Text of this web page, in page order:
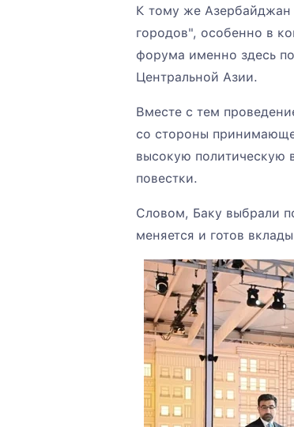
К тому же Азербайджан
городов", особенно в
форума именно здесь
Центральной Азии.
Вместе с тем
со стороны
высокую политическую
повестки.
Словом, Баку выбрали
меняется и готов